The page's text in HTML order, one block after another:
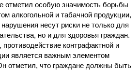
отметил особую значимость борьбы
алкогольной и табачной продукции,
несут риски не только для
но и для здоровья граждан.
контрафактной и
является важным элементом
отметил, что граждане должны быть